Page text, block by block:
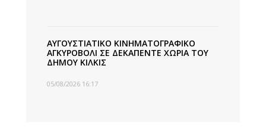
ΑΥΓΟΥΣΤΙΑΤΙΚΟ ΚΙΝΗΜΑΤΟΓΡΑΦΙΚΟ
ΑΓΚΥΡΟΒΟΛΙ ΣΕ ΔΕΚΑΠΕΝΤΕ ΧΩΡΙΑ ΤΟΥ
ΔΗΜΟΥ ΚΙΛΚΙΣ
05/08/2026 16:17